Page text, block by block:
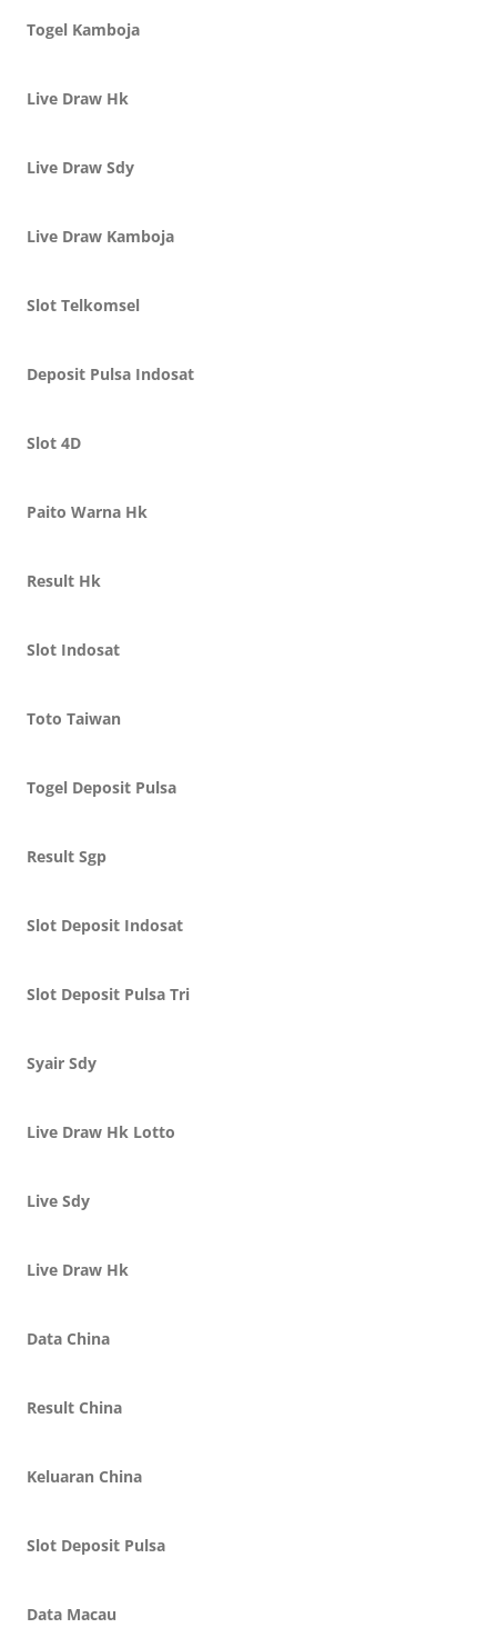
Togel Kamboja
Live Draw Hk
Live Draw Sdy
Live Draw Kamboja
Slot Telkomsel
Deposit Pulsa Indosat
Slot 4D
Paito Warna Hk
Result Hk
Slot Indosat
Toto Taiwan
Togel Deposit Pulsa
Result Sgp
Slot Deposit Indosat
Slot Deposit Pulsa Tri
Syair Sdy
Live Draw Hk Lotto
Live Sdy
Live Draw Hk
Data China
Result China
Keluaran China
Slot Deposit Pulsa
Data Macau